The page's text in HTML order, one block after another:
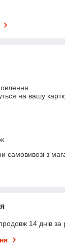
на вашу
самовивозі з
14 днів за